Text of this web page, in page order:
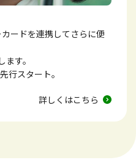
ードを連携してさらに便
す。
行スタート。
詳しくはこちら